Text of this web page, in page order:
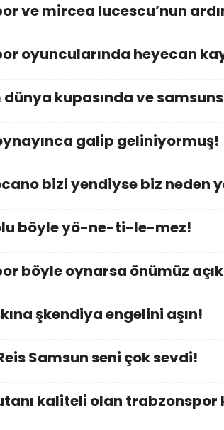
ve mircea lucescu’nun
oyuncularında heyecan
dünya kupasında ve
galip geliniyormuş!
bizi yendiyse biz neden
böyle yö-ne-ti-le-mez!
böyle oynarsa önümüz
şkendiya engelini aşın!
Samsun seni çok sevdi!
kaliteli olan trabzonspor